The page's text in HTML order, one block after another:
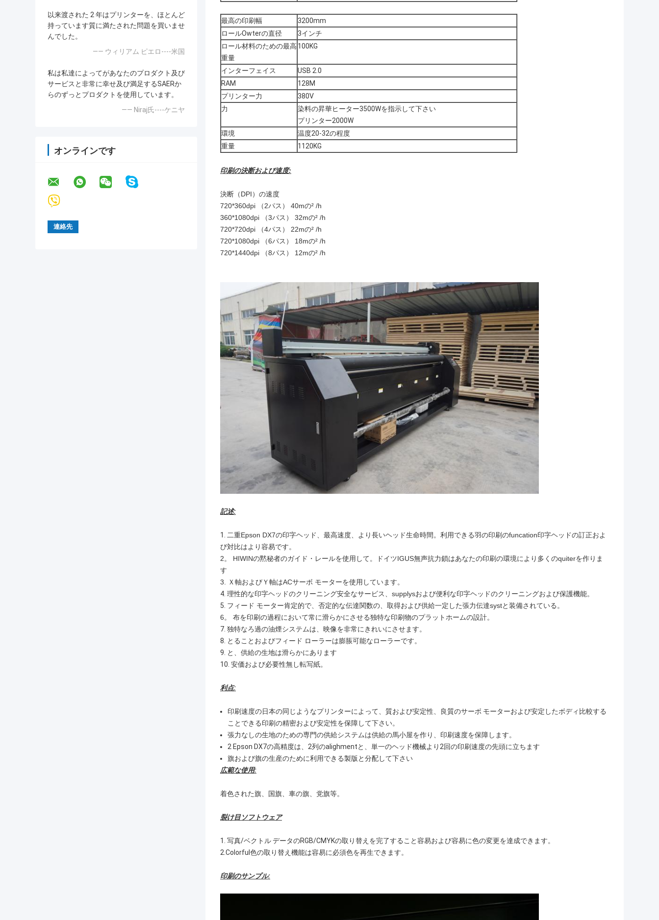
以来渡された 2 年はプリンターを、ほとんど
持っています質に満たされた問題を買いませ
んでした。
—— ウィリアム ピエロ----米国
私は私達によってがあなたのプロダクト及び
サービスと非常に幸せ及び満足するSAERか
らのずっとプロダクトを使用しています。
—— Niraj氏----ケニヤ
オンラインです
最高の印刷幅
3200mm
ロールOwterの直径
3インチ
ロール材料のための最高
重量
100KG
インターフェイス
USB 2.0
RAM
128M
プリンター力
380V
力
染料の昇華ヒーター3500Wを指示して下さい
プリンター2000W
環境
温度20-32の程度
重量
1120KG
印刷の決断および速度:
決断（DPI）の速度
720*360dpi （2パス） 40mの² /h
360*1080dpi （3パス） 32mの² /h
720*720dpi （4パス） 22mの² /h
720*1080dpi （6パス） 18mの² /h
720*1440dpi （8パス） 12mの² /h
記述:
1. 二重Epson DX7の印字ヘッド、最高速度、より長いヘッド生命時間。利用できる羽の印刷のfuncation印字ヘッドの訂正およ
び対比はより容易です。
2。 HIWINの黙秘者のガイド・レールを使用して。ドイツIGUS無声抗力鎖はあなたの印刷の環境により多くのquiterを作りま
す
3. Ｘ軸およびＹ軸はACサーボ モーターを使用しています。
4. 理性的な印字ヘッドのクリーニング安全なサービス、supplysおよび便利な印字ヘッドのクリーニングおよび保護機能。
5. フィード モーター肯定的で、否定的な伝達関数の、取得および供給一定した張力伝達systと装備されている。
6。 布を印刷の過程において常に滑らかにさせる独特な印刷物のプラットホームの設計。
7. 独特なろ過の油煙システムは、映像を非常にきれいにさせます。
8. とることおよびフィード ローラーは膨脹可能なローラーです。
9. と、供給の生地は滑らかにあります
10. 安価および必要性無し転写紙。
利点:
印刷速度の日本の同じようなプリンターによって、質および安定性、良質のサーボ モーターおよび安定したボディ比較する
ことできる印刷の精密および安定性を保障して下さい。
張力なしの生地のための専門の供給システムは供給の馬小屋を作り、印刷速度を保障します。
2 Epson DX7の高精度は、2列のalighmentと、単一のヘッド機械より2回の印刷速度の先頭に立ちます
旗および旗の生産のために利用できる製版と分配して下さい
広範な使用:
着色された旗、国旗、車の旗、党旗等。
裂け目ソフトウェア
1. 写真/ベクトル データのRGB/CMYKの取り替えを完了すること容易および容易に色の変更を達成できます。
2.Colorful色の取り替え機能は容易に必須色を再生できます。
印刷のサンプル: